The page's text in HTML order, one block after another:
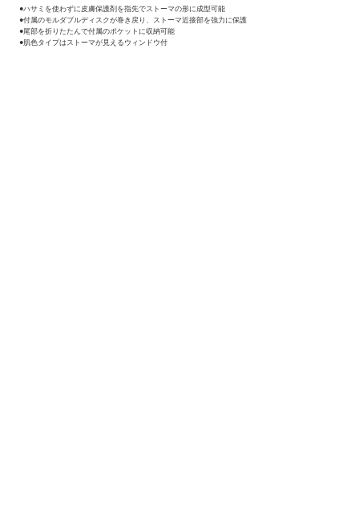
●ハサミを使わずに皮膚保護剤を指先でストーマの形に成型可能
●付属のモルダブルディスクが巻き戻り、ストーマ近接部を強力に保護
●尾部を折りたたんで付属のポケットに収納可能
●肌色タイプはストーマが見えるウィンドウ付